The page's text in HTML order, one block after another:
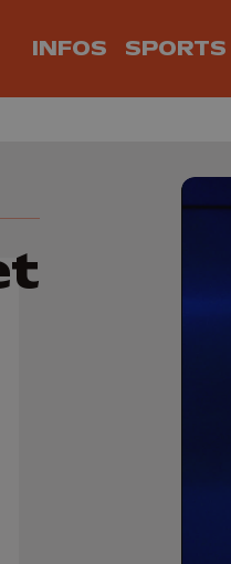
INFOS SPORTS